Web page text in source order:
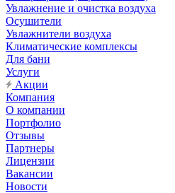
Увлажнение и очистка воздуха
Осушители
Увлажнители воздуха
Климатические комплексы
Для бани
Услуги
Акции
Компания
О компании
Портфолио
Отзывы
Партнеры
Лицензии
Вакансии
Новости